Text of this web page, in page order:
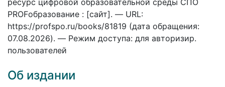
PROFобразование : [сайт]. — URL:
https://profspo.ru/books/81819 (дата обращения:
07.08.2026). — Режим доступа: для авторизир.
пользователей
Об издании